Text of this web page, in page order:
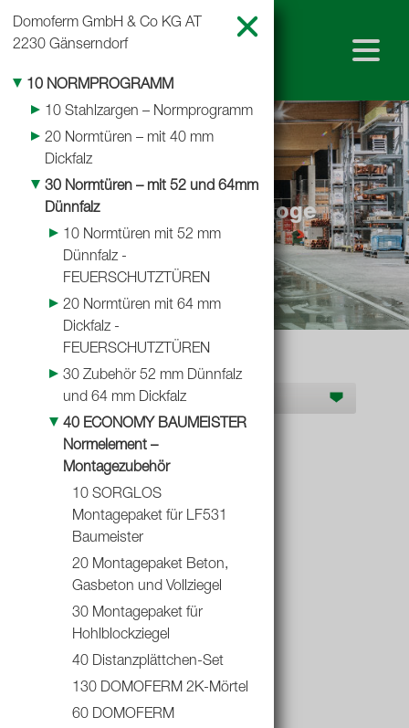
Home
Shop
Standorte
Baustoffkataloge
Leistungserklärungen
Team
Baustoffkatalog
Teubl Lieferantenkataloge
Hersteller D-G
Domoferm GmbH & Co KG AT
2230 Gänserndorf
10 NORMPROGRAMM
10 Stahlzargen – Normprogramm
20 Normtüren – mit 40 mm
Dickfalz
30 Normtüren – mit 52 und 64mm
Dünnfalz
10 Normtüren mit 52 mm
Dünnfalz -
FEUERSCHUTZTÜREN
20 Normtüren mit 64 mm
Dickfalz -
FEUERSCHUTZTÜREN
30 Zubehör 52 mm Dünnfalz
und 64 mm Dickfalz
40 ECONOMY BAUMEISTER
Normelement –
Montagezubehör
10 SORGLOS
Montagepaket für LF531
Baumeister
20 Montagepaket Beton,
Gasbeton und Vollziegel
30 Montagepaket für
Hohlblockziegel
40 Distanzplättchen-Set
130 DOMOFERM 2K-Mörtel
60 DOMOFERM
Absenkbare
Bodendichtung
ECONOMY